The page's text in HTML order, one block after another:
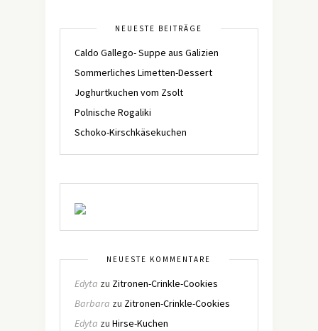
NEUESTE BEITRÄGE
Caldo Gallego- Suppe aus Galizien
Sommerliches Limetten-Dessert
Joghurtkuchen vom Zsolt
Polnische Rogaliki
Schoko-Kirschkäsekuchen
NEUESTE KOMMENTARE
Edyta zu Zitronen-Crinkle-Cookies
Barbara zu Zitronen-Crinkle-Cookies
Edyta zu Hirse-Kuchen